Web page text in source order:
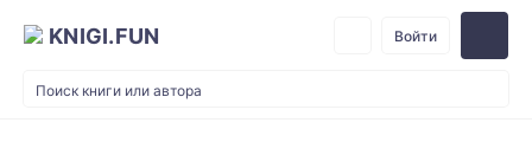
KNIGI.FUN Войти